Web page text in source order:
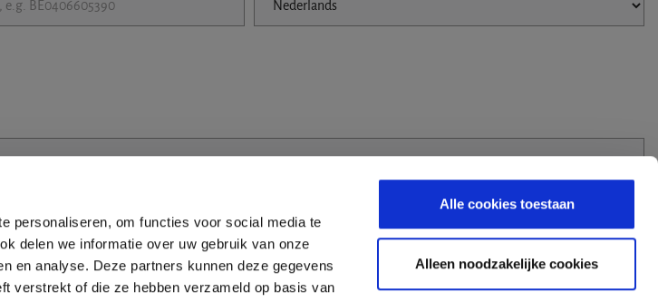
personaliseren, om functies voor social media te
delen we informatie over uw gebruik van onze
en analyse. Deze partners kunnen deze gegevens
verstrekt of die ze hebben verzameld op basis van
Alle cookies toestaan
Alleen noodzakelijke cookies